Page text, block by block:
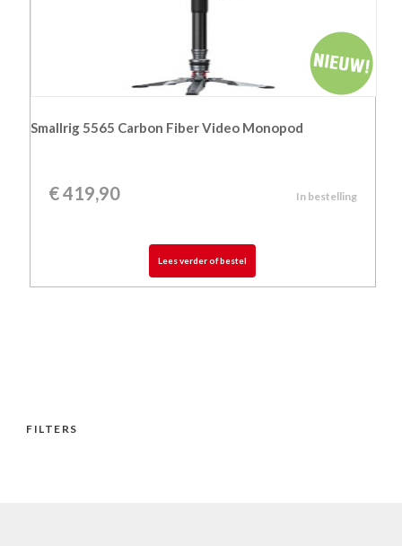
Smallrig 5565 Carbon Fiber Video Monopod
€419,90 In bestelling
Lees verder of bestel
FILTERS